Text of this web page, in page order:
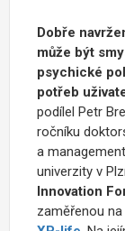
Dobře
může být
psychické
potřeb
podílel Petr
ročníku
a
univerzity v
Innovation
zaměřenou